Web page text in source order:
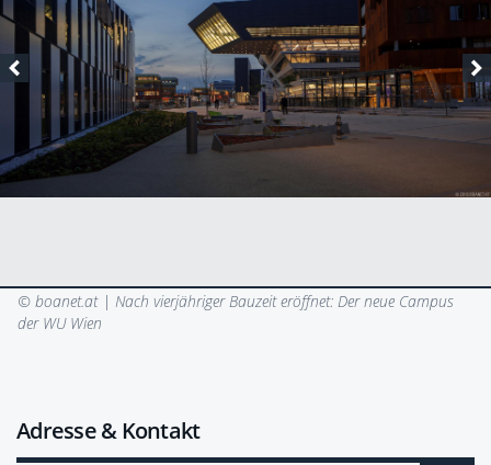
© boanet.at | Nach vierjähriger Bauzeit eröffnet: Der neue Campus
der WU Wien
Adresse & Kontakt